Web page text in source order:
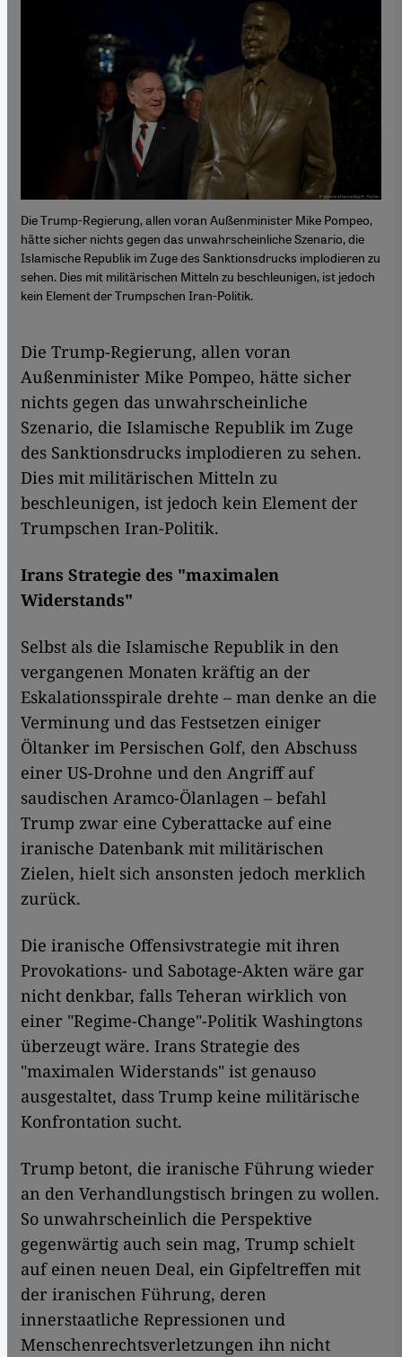
Die Trump-Regierung, allen voran Außenminister Mike Pompeo,
hätte sicher nichts gegen das unwahrscheinliche Szenario, die
Islamische Republik im Zuge des Sanktionsdrucks implodieren zu
sehen. Dies mit militärischen Mitteln zu beschleunigen, ist jedoch
kein Element der Trumpschen Iran-Politik.
Die Trump-Regierung, allen voran
Außenminister Mike Pompeo, hätte sicher
nichts gegen das unwahrscheinliche
Szenario, die Islamische Republik im Zuge
des Sanktionsdrucks implodieren zu sehen.
Dies mit militärischen Mitteln zu
beschleunigen, ist jedoch kein Element der
Trumpschen Iran-Politik.
Irans Strategie des "maximalen
Widerstands"
Selbst als die Islamische Republik in den
vergangenen Monaten kräftig an der
Eskalationsspirale drehte – man denke an die
Verminung und das Festsetzen einiger
Öltanker im Persischen Golf, den Abschuss
einer US-Drohne und den Angriff auf
saudischen Aramco-Ölanlagen – befahl
Trump zwar eine Cyberattacke auf eine
iranische Datenbank mit militärischen
Zielen, hielt sich ansonsten jedoch merklich
zurück.
Die iranische Offensivstrategie mit ihren
Provokations- und Sabotage-Akten wäre gar
nicht denkbar, falls Teheran wirklich von
einer "Regime-Change"-Politik Washingtons
überzeugt wäre. Irans Strategie des
"maximalen Widerstands" ist genauso
ausgestaltet, dass Trump keine militärische
Konfrontation sucht.
Trump betont, die iranische Führung wieder
an den Verhandlungstisch bringen zu wollen.
So unwahrscheinlich die Perspektive
gegenwärtig auch sein mag, Trump schielt
auf einen neuen Deal, ein Gipfeltreffen mit
der iranischen Führung, deren
innerstaatliche Repressionen und
Menschenrechtsverletzungen ihn nicht